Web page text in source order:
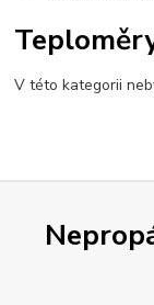
V této kategorii